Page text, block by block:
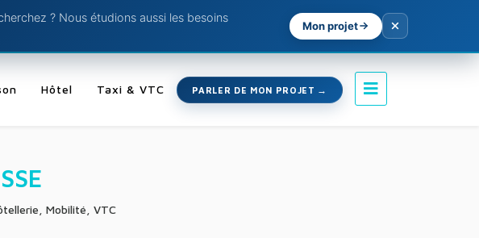
? Nous étudions aussi les besoins
Mon projet
Hôtel Taxi & VTC PARLER DE MON PROJET
Mobilité, VTC